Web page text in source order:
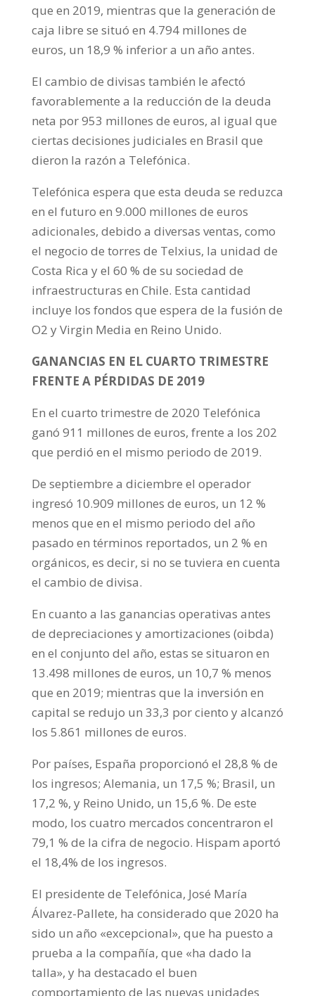
que en 2019, mientras que la generación de
caja libre se situó en 4.794 millones de
euros, un 18,9 % inferior a un año antes.
El cambio de divisas también le afectó
favorablemente a la reducción de la deuda
neta por 953 millones de euros, al igual que
ciertas decisiones judiciales en Brasil que
dieron la razón a Telefónica.
Telefónica espera que esta deuda se reduzca
en el futuro en 9.000 millones de euros
adicionales, debido a diversas ventas, como
el negocio de torres de Telxius, la unidad de
Costa Rica y el 60 % de su sociedad de
infraestructuras en Chile. Esta cantidad
incluye los fondos que espera de la fusión de
O2 y Virgin Media en Reino Unido.
GANANCIAS EN EL CUARTO TRIMESTRE
FRENTE A PÉRDIDAS DE 2019
En el cuarto trimestre de 2020 Telefónica
ganó 911 millones de euros, frente a los 202
que perdió en el mismo periodo de 2019.
De septiembre a diciembre el operador
ingresó 10.909 millones de euros, un 12 %
menos que en el mismo periodo del año
pasado en términos reportados, un 2 % en
orgánicos, es decir, si no se tuviera en cuenta
el cambio de divisa.
En cuanto a las ganancias operativas antes
de depreciaciones y amortizaciones (oibda)
en el conjunto del año, estas se situaron en
13.498 millones de euros, un 10,7 % menos
que en 2019; mientras que la inversión en
capital se redujo un 33,3 por ciento y alcanzó
los 5.861 millones de euros.
Por países, España proporcionó el 28,8 % de
los ingresos; Alemania, un 17,5 %; Brasil, un
17,2 %, y Reino Unido, un 15,6 %. De este
modo, los cuatro mercados concentraron el
79,1 % de la cifra de negocio. Hispam aportó
el 18,4% de los ingresos.
El presidente de Telefónica, José María
Álvarez-Pallete, ha considerado que 2020 ha
sido un año «excepcional», que ha puesto a
prueba a la compañía, que «ha dado la
talla», y ha destacado el buen
comportamiento de las nuevas unidades